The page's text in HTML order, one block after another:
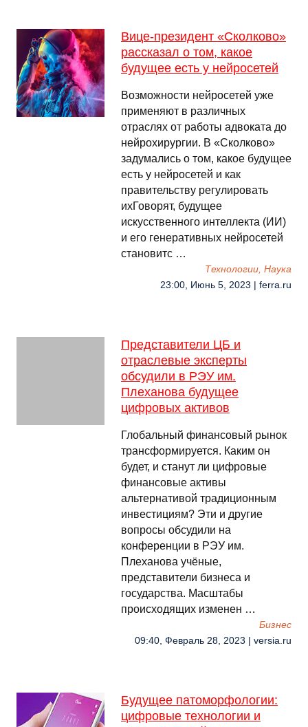
Вице-президент «Сколково»
рассказал о том, какое
будущее есть у нейросетей
Возможности нейросетей уже
применяют в различных
отраслях от работы адвоката до
нейрохирургии. В «Сколково»
задумались о том, какое будущее
есть у нейросетей и как
правительству регулировать
ихГоворят, будущее
искусственного интеллекта (ИИ)
и его генеративных нейросетей
становитс …
Технологии, Наука
23:00, Июнь 5, 2023 | ferra.ru
Представители ЦБ и
отраслевые эксперты
обсудили в РЭУ им.
Плеханова будущее
цифровых активов
Глобальный финансовый рынок
трансформируется. Каким он
будет, и станут ли цифровые
финансовые активы
альтернативой традиционным
инвестициям? Эти и другие
вопросы обсудили на
конференции в РЭУ им.
Плеханова учёные,
представители бизнеса и
государства. Масштабы
происходящих изменен …
Бизнес
09:40, Февраль 28, 2023 | versia.ru
Будущее патоморфологии:
цифровые технологии и